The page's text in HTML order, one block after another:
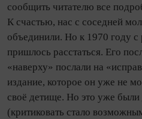
сообщить читателю все
К счастью, нас с соседней
объединили. Но к 1970 году с
пришлось расстаться. Его
«наверху» послали на
издание, которое он уже не
своё детище. Но это уже были
(критиковать стало